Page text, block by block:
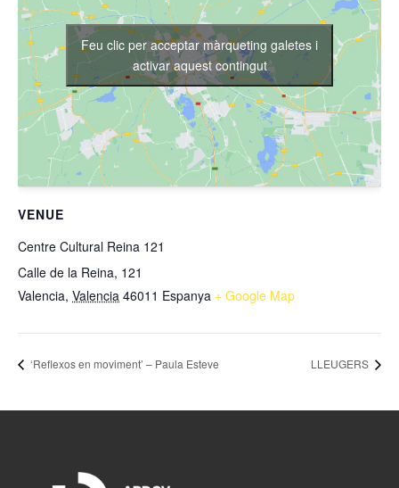
VENUE
Centre Cultural Reina 121
Calle de la Reina, 121
Valencia, Valencia 46011 Espanya + Google Map
Feu clic per acceptar màrqueting galetes i
activar aquest contingut
‘Reflexos en moviment’ – Paula Esteve LLEUGERS